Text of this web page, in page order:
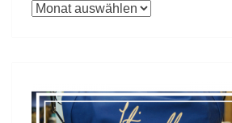
Monatliche